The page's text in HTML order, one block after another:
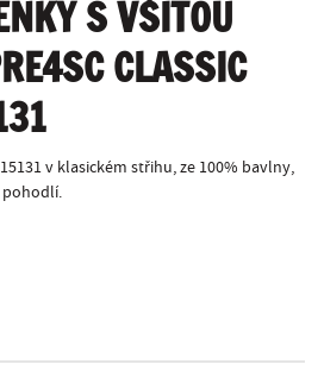
S VŠITOU
CLASSIC
v klasickém střihu, ze 100% bavlny,
pohodlí.